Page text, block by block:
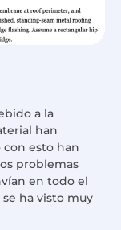
a la
han
esto han
problemas
en todo el
ha visto muy